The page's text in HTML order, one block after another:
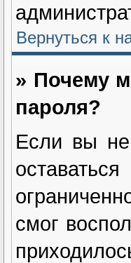
Вернуться к
» Почему
пароля?
Если вы
смог